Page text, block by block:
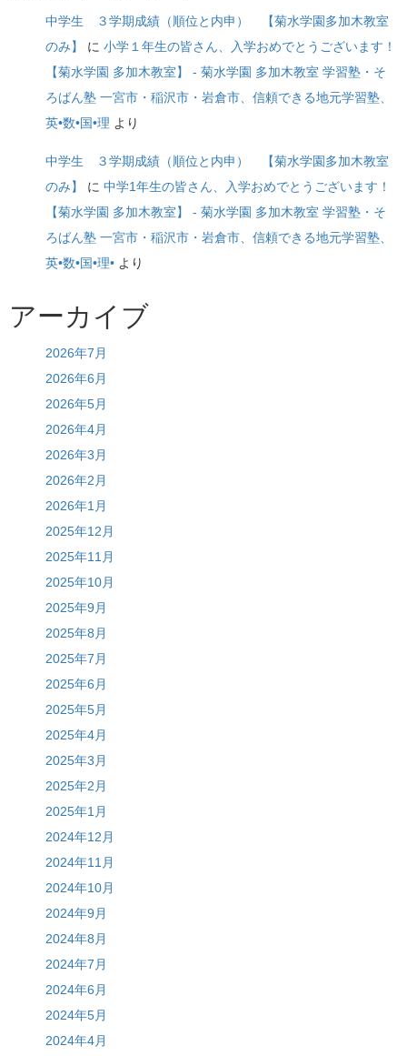
中学生 ３学期成績（順位と内申） 【菊水学園多加木教室
のみ】
に 小学１年生の皆さん、入学おめでとうございます！
【菊水学園 多加木教室】 - 菊水学園 多加木教室 学習塾・そ
ろばん塾 一宮市・稲沢市・岩倉市、信頼できる地元学習塾、
英•数•国•理 より
中学生 ３学期成績（順位と内申） 【菊水学園多加木教室
のみ】
に 中学1年生の皆さん、入学おめでとうございます！
【菊水学園 多加木教室】 - 菊水学園 多加木教室 学習塾・そ
ろばん塾 一宮市・稲沢市・岩倉市、信頼できる地元学習塾、
英•数•国•理• より
アーカイブ
2026年7月
2026年6月
2026年5月
2026年4月
2026年3月
2026年2月
2026年1月
2025年12月
2025年11月
2025年10月
2025年9月
2025年8月
2025年7月
2025年6月
2025年5月
2025年4月
2025年3月
2025年2月
2025年1月
2024年12月
2024年11月
2024年10月
2024年9月
2024年8月
2024年7月
2024年6月
2024年5月
2024年4月